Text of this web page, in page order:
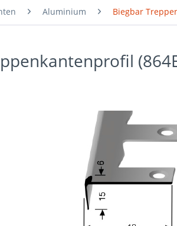
Aluminium Biegbar